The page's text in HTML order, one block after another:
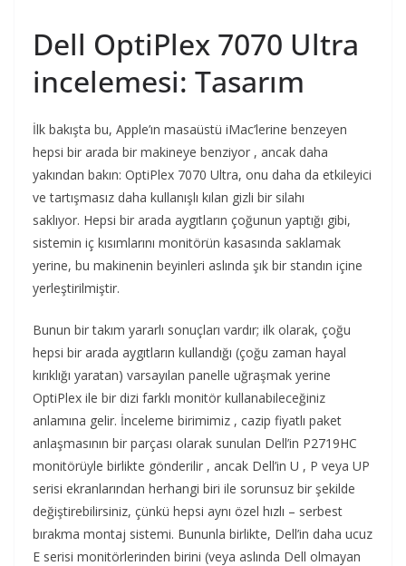
Dell OptiPlex 7070 Ultra
incelemesi: Tasarım
İlk bakışta bu, Apple’ın masaüstü iMac’lerine benzeyen
hepsi bir arada bir makineye benziyor , ancak daha
yakından bakın: OptiPlex 7070 Ultra, onu daha da etkileyici
ve tartışmasız daha kullanışlı kılan gizli bir silahı
saklıyor. Hepsi bir arada aygıtların çoğunun yaptığı gibi,
sistemin iç kısımlarını monitörün kasasında saklamak
yerine, bu makinenin beyinleri aslında şık bir standın içine
yerleştirilmiştir.
Bunun bir takım yararlı sonuçları vardır; ilk olarak, çoğu
hepsi bir arada aygıtların kullandığı (çoğu zaman hayal
kırıklığı yaratan) varsayılan panelle uğraşmak yerine
OptiPlex ile bir dizi farklı monitör kullanabileceğiniz
anlamına gelir. İnceleme birimimiz , cazip fiyatlı paket
anlaşmasının bir parçası olarak sunulan Dell’in P2719HC
monitörüyle birlikte gönderilir , ancak Dell’in U , P veya UP
serisi ekranlarından herhangi biri ile sorunsuz bir şekilde
değiştirebilirsiniz, çünkü hepsi aynı özel hızlı – serbest
bırakma montaj sistemi. Bununla birlikte, Dell’in daha ucuz
E serisi monitörlerinden birini (veya aslında Dell olmayan